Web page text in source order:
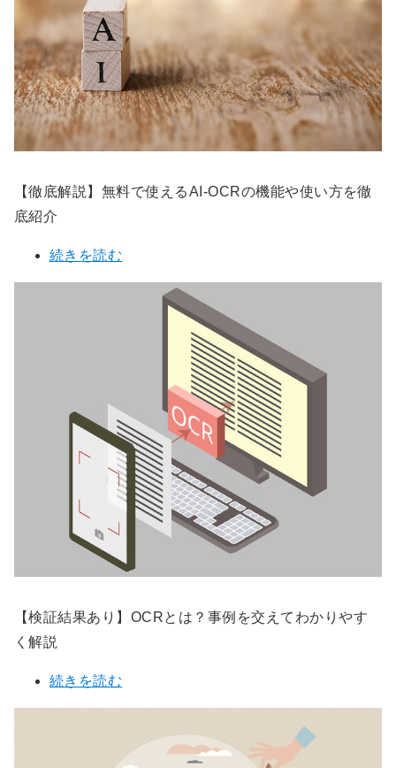
【徹底解説】無料で使えるAI-OCRの機能や使い方を徹
底紹介
続きを読む
【検証結果あり】OCRとは？事例を交えてわかりやす
く解説
続きを読む